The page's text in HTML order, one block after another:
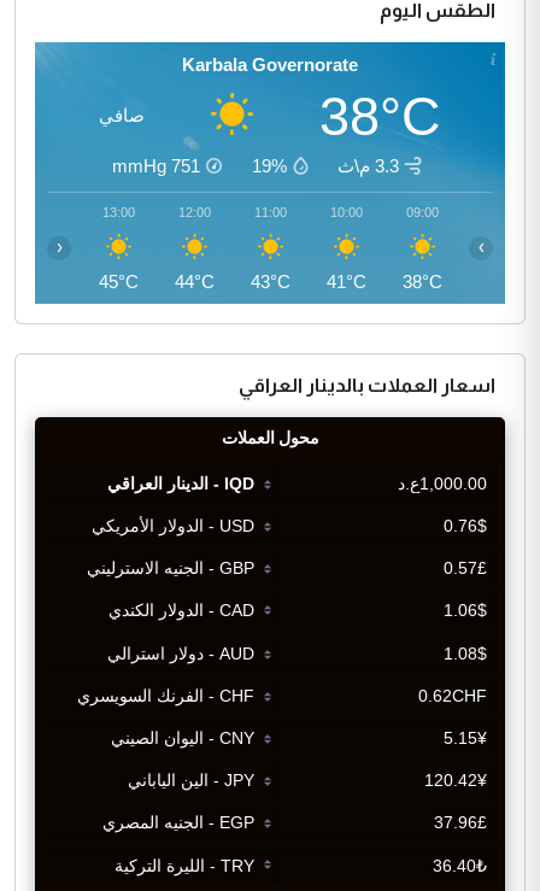
الطقس اليوم
Karbala Governorate
38°C صافي
3.3 م\ث 19%
751
mmHg
09:00
38°C
10:00
41°C
11:00
43°C
12:00
44°C
13:00
45°C
‹ ›
اسعار العملات بالدينار العراقي